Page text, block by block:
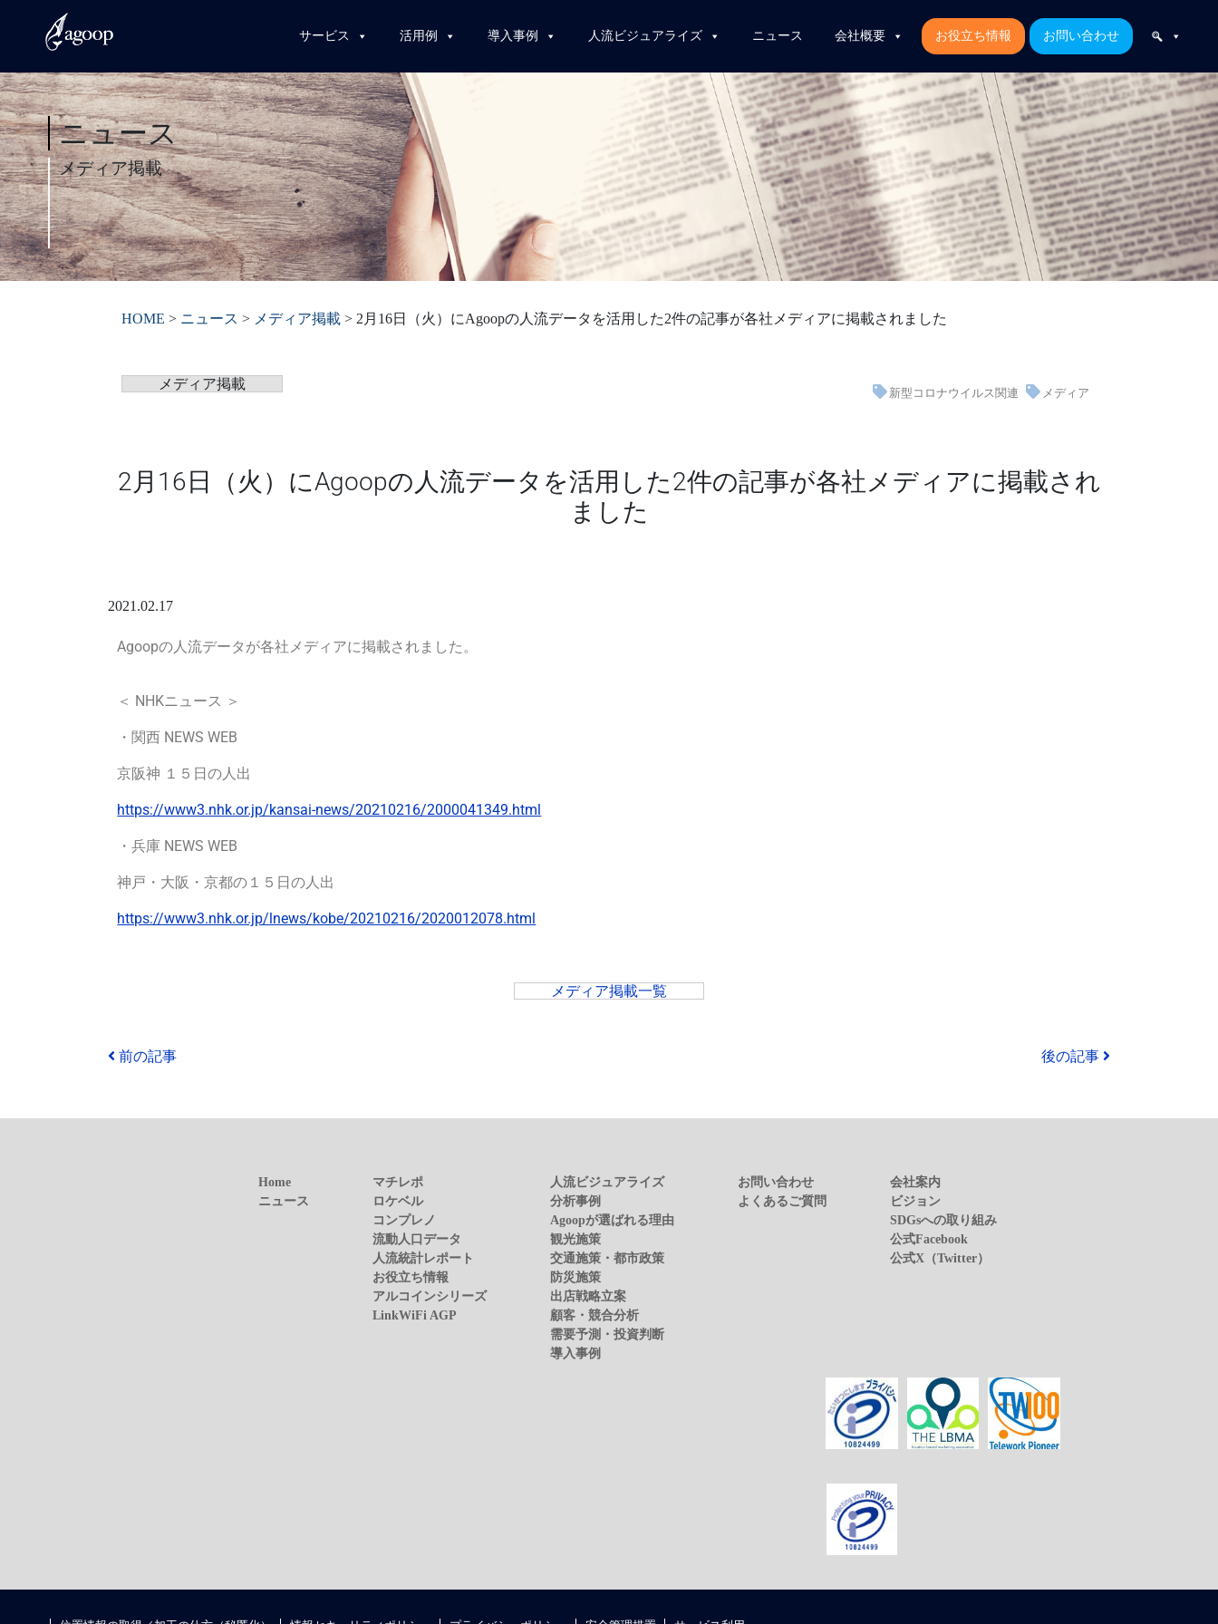
サービス 活用例 導入事例 人流ビジュアライズ ニュース 会社概要 お役立ち情報 お問い合わせ
ニュース
メディア掲載
HOME > ニュース > メディア掲載 > 2月16日（火）にAgoopの人流データを活用した2件の記事が各社メディアに掲載されました
メディア掲載
新型コロナウイルス関連 メディア
2月16日（火）にAgoopの人流データを活用した2件の記事が各社メディアに掲載され
ました
2021.02.17
Agoopの人流データが各社メディアに掲載されました。
＜ NHKニュース ＞
・ 関西 NEWS WEB
京阪神 １５日の人出
https://www3.nhk.or.jp/kansai-news/20210216/2000041349.html
・兵庫 NEWS WEB
神戸・大阪・京都の１５日の人出
https://www3.nhk.or.jp/lnews/kobe/20210216/2020012078.html
メディア掲載一覧
前の記事 後の記事
Home
ニュース
マチレポ
ロケベル
コンプレノ
流動人口データ
人流統計レポート
お役立ち情報
アルコインシリーズ
LinkWiFi AGP
人流ビジュアライズ
分析事例
Agoopが選ばれる理由
観光施策
交通施策・都市政策
防災施策
出店戦略立案
顧客・競合分析
需要予測・投資判断
導入事例
お問い合わせ
よくあるご質問
会社案内
ビジョン
SDGsへの取り組み
公式Facebook
公式X（Twitter）